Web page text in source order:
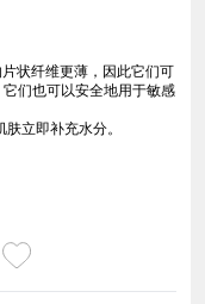
状纤维更薄，因此它们可
们也可以安全地用于敏感
立即补充水分。